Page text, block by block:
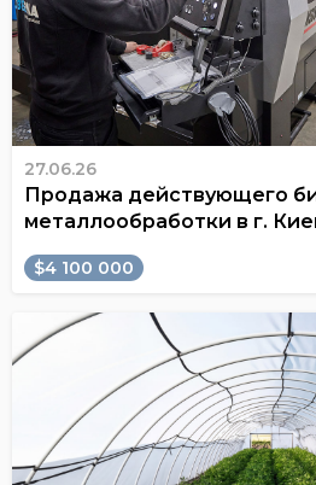
27.06.26
Продажа действующего
металлообработки в г.
$4 100 000